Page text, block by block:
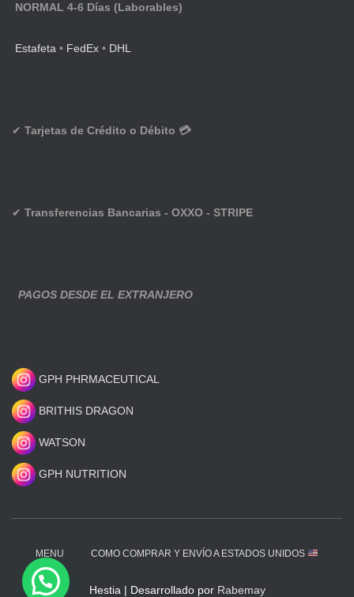
NORMAL 4-6 Días (Laborables)
Estafeta • FedEx • DHL
✔ Tarjetas de Crédito o Débito 💳
✔ Transferencias Bancarias - OXXO - STRIPE
PAGOS DESDE EL EXTRANJERO
GPH PHRMACEUTICAL
BRITHIS DRAGON
WATSON
GPH NUTRITION
MENU COMO COMPRAR Y ENVÍO A ESTADOS UNIDOS
Hestia | Desarrollado por Rabemay